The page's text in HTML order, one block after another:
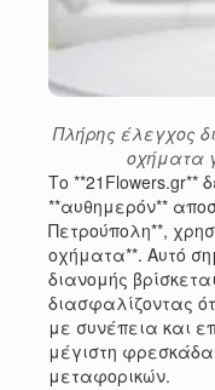
Πλήρης έλεγχος
οχήματα
Το **21Flowers.gr**
**αυθημερόν**
Πετρούπολη**,
οχήματα**. Αυτό
διανομής
διασφαλίζοντας
με συνέπεια και
μέγιστη
μεταφορικών.